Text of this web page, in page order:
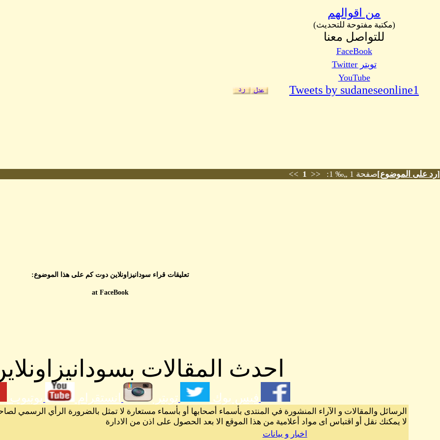
من اقوالهم
(مكتبة مفتوحة للتحديث)
للتواصل معنا
FaceBook
تويتر Twitter
YouTube
Tweets by sudaneseonline1
[رد على الموضوع]صفحة 1 „‰ 1: << 1
>>
تعليقات قراء سودانيزاونلاين دوت كم على هذا الموضوع:
at FaceBook
احدث المقالات
فيس بوك تويتر انستقرام يوتيوب
الرسائل والمقالات و الآراء المنشورة في المنتدى بأسماء أصحابها أو بأسماء مستعارة لا تمثل بالضرورة الرأي الرسمي
لا يمكنك نقل أو اقتباس اى مواد أعلامية من هذا الموقع الا بعد الحصول على اذن من الادارة
اخبار و بيانات